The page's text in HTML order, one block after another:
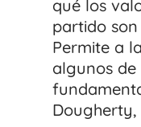
qué los
partido
Permite a
algunos de
Dougherty,